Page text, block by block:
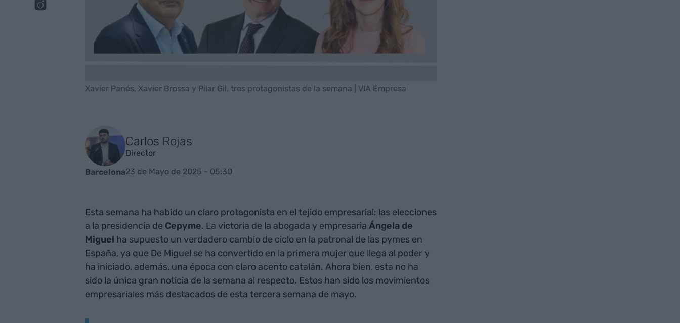
Xavier Panés, Xavier Brossa y Pilar Gil, tres protagonistas de la semana | VIA Empresa
Carlos Rojas
Director
Barcelona23 de Mayo de 2025 - 05:30
Esta semana ha habido un claro protagonista en el tejido empresarial: las elecciones
a la presidencia de Cepyme. La victoria de la abogada y empresaria Ángela de
Miguel ha supuesto un verdadero cambio de ciclo en la patronal de las pymes en
España, ya que De Miguel se ha convertido en la primera mujer que llega al poder y
ha iniciado, además, una época con claro acento catalán. Ahora bien, esta no ha
sido la única gran noticia de la semana al respecto. Estos han sido los movimientos
empresariales más destacados de esta tercera semana de mayo.